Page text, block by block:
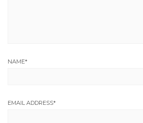
NAME*
EMAIL ADDRESS*